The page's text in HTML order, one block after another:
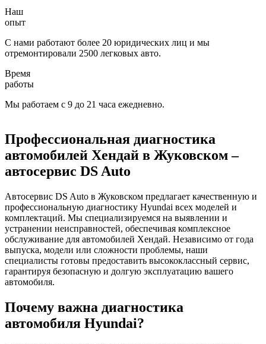
Наш
опыт
С нами работают более 20 юридических лиц и мы
отремонтировали 2500 легковых авто.
Время
работы
Мы работаем с 9 до 21 часа ежедневно.
Профессиональная диагностика
автомобилей Хендай в Жуковском –
автосервис DS Auto
Автосервис DS Auto в Жуковском предлагает качественную и
профессиональную диагностику Hyundai всех моделей и
комплектаций. Мы специализируемся на выявлении и
устранении неисправностей, обеспечивая комплексное
обслуживание для автомобилей Хендай. Независимо от года
выпуска, модели или сложности проблемы, наши
специалисты готовы предоставить высококлассный сервис,
гарантируя безопасную и долгую эксплуатацию вашего
автомобиля.
Почему важна диагностика
автомобиля Hyundai?